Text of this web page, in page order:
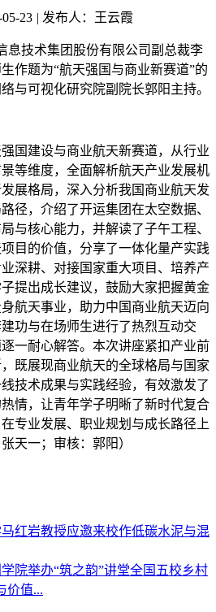
23 | 发布人：王云霞
息技术集团股份有限公司副总裁李
作题为“航天强国与商业新赛道”的
与可视化研究院副院长郭阳主持。
国建设与商业航天新赛道，从行业
等维度，全面解析航天产业发展机
展格局，深入分析我国商业航天发
径，介绍了开运集团在太空数据、
与核心能力，并解读了子午工程、
目的价值，分享了一体化量产实践
深耕、对接国家重大项目、培养产
提出成长建议，鼓励大家把握黄金
航天事业，助力中国商业航天迈向
功与在场师生进行了热烈互动交
一耐心解答。本次讲座紧扣产业前
既展现商业航天的全球格局与国家
技术成果与实践经验，有效激发了
情，让青年学子明晰了新时代复合
专业发展、职业规划与成长路径上
天一；审核：郭阳）
红岩教授应邀来校作低碳水泥与混
院举办“筑之韵”讲堂全国五校乡村
价值...